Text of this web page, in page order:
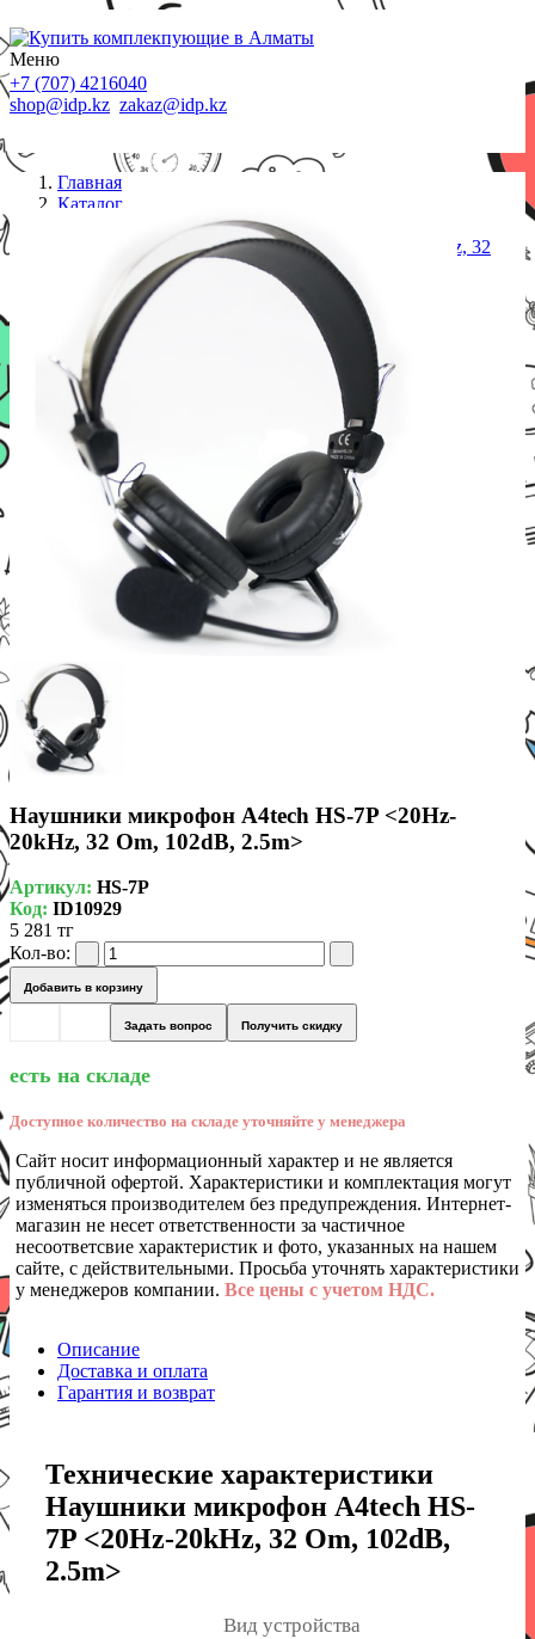
Меню
+7 (707) 4216040
shop@idp.kz zakaz@idp.kz
Главная
Каталог
Наушники микрофон A4tech HS-7P <20Hz-20kHz, 32
Om, 102dB, 2.5m>
Наушники микрофон A4tech HS-7P <20Hz-
20kHz, 32 Om, 102dB, 2.5m>
Артикул: HS-7P
Код: ID10929
5 281 тг
Кол-во:
Добавить в корзину
Задать вопрос Получить скидку
есть на складе
Доступное количество на складе уточняйте у менеджера
Сайт носит информационный характер и не является
публичной офертой. Характеристики и комплектация могут
изменяться производителем без предупреждения. Интернет-
магазин не несет ответственности за частичное
несоответсвие характеристик и фото, указанных на нашем
сайте, с действительными. Просьба уточнять характеристики
у менеджеров компании. Все цены с учетом НДС.
Описание
Доставка и оплата
Гарантия и возврат
Технические характеристики
Наушники микрофон A4tech HS-
7P <20Hz-20kHz, 32 Om, 102dB,
2.5m>
Вид устройства